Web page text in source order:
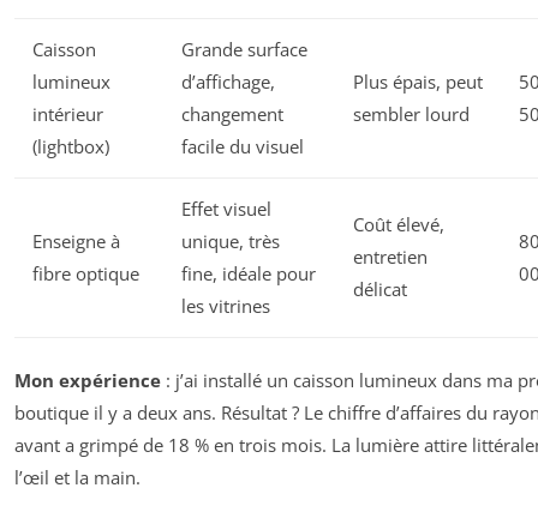
Caisson
lumineux
intérieur
(lightbox)
Grande surface
d’affichage,
changement
facile du visuel
Plus épais, peut
sembler lourd
Enseigne à
fibre optique
Effet visuel
unique, très
fine, idéale pour
les vitrines
Coût élevé,
entretien
délicat
Mon expérience : j’ai installé un caisson lumineux dans ma
boutique il y a deux ans. Résultat ? Le chiffre d’affaires du
avant a grimpé de 18 % en trois mois. La lumière attire
l’œil et la main.